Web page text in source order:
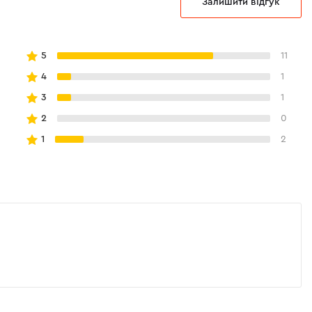
у комплекті — дає змогу підключатися
для широкого спектра завдань.
вставка).
5 11
4 1
3 1
2 0
1 2